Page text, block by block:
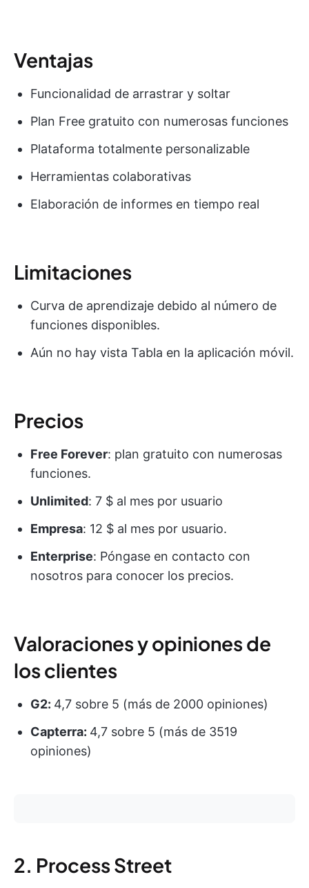
Ventajas
Funcionalidad de arrastrar y soltar
Plan Free gratuito con numerosas funciones
Plataforma totalmente personalizable
Herramientas colaborativas
Elaboración de informes en tiempo real
Limitaciones
Curva de aprendizaje debido al número de
funciones disponibles.
Aún no hay vista Tabla en la aplicación móvil.
Precios
Free Forever: plan gratuito con numerosas
funciones.
Unlimited: 7 $ al mes por usuario
Empresa: 12 $ al mes por usuario.
Enterprise: Póngase en contacto con
nosotros para conocer los precios.
Valoraciones y opiniones de
los clientes
G2: 4,7 sobre 5 (más de 2000 opiniones)
Capterra: 4,7 sobre 5 (más de 3519
opiniones)
2. Process Street